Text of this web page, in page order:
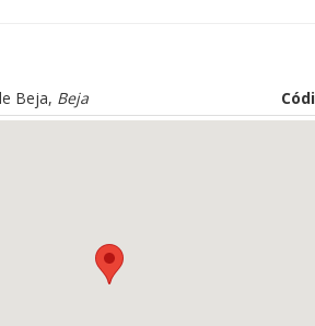
Beja, Beja